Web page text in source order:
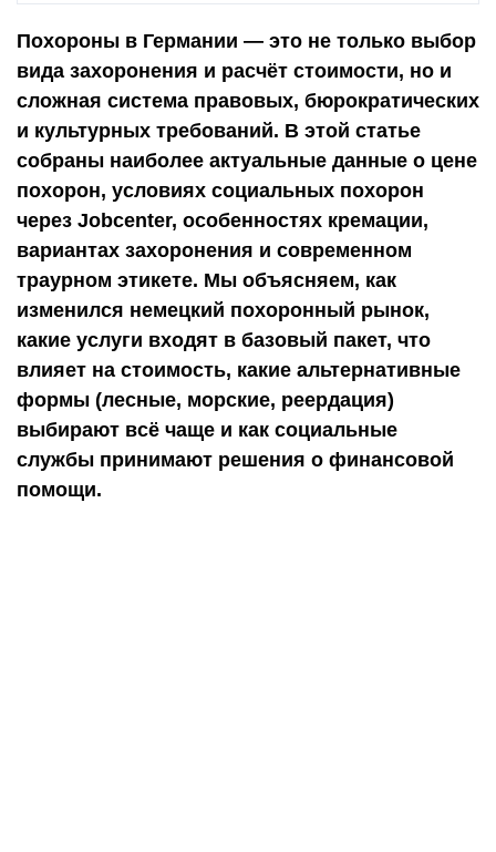
Похороны в Германии — это не только выбор
вида захоронения и расчёт стоимости, но и
сложная система правовых, бюрократических
и культурных требований. В этой статье
собраны наиболее актуальные данные о цене
похорон, условиях социальных похорон
через Jobcenter, особенностях кремации,
вариантах захоронения и современном
траурном этикете. Мы объясняем, как
изменился немецкий похоронный рынок,
какие услуги входят в базовый пакет, что
влияет на стоимость, какие альтернативные
формы (лесные, морские, реердация)
выбирают всё чаще и как социальные
службы принимают решения о финансовой
помощи.